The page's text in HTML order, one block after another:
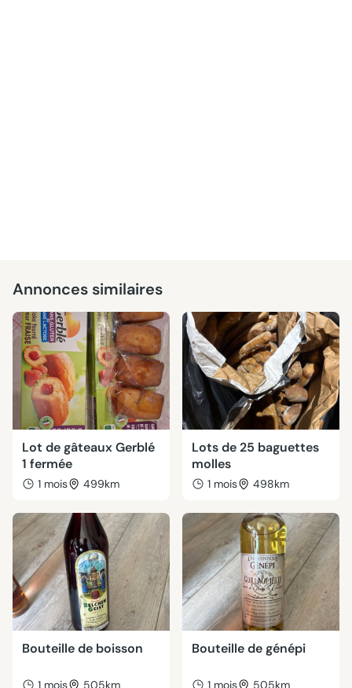
Annonces similaires
Lot de gâteaux Gerblé
1 fermée
1 mois 499km
Lots de 25 baguettes
molles
1 mois 498km
Bouteille de boisson
1 mois 505km
Bouteille de génépi
1 mois 505km